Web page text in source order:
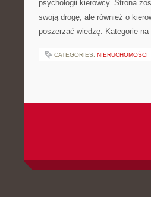
psychologii kierowcy. Strona
swoją drogę, ale również o
poszerzać wiedzę. Kategorie
CATEGORIES: NIERUCHOMOŚCI